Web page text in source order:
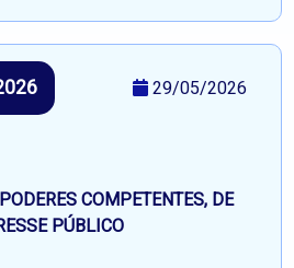
29/05/2026
COMPETENTES, DE
PÚBLICO